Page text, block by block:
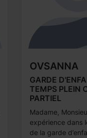
OVSANNA
GARDE
TEMPS PLEIN
PARTIEL
Madame,
expérience dans
de la garde